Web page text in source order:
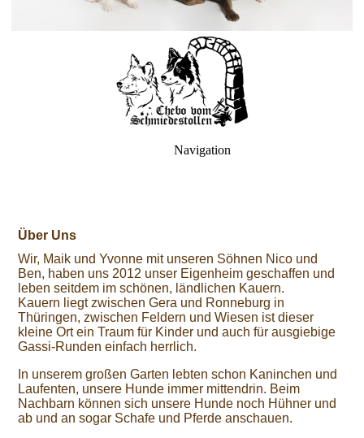
Navigation
Über Uns
Wir, Maik und Yvonne mit unseren Söhnen Nico und
Ben, haben uns 2012 unser Eigenheim geschaffen und
leben seitdem im schönen, ländlichen Kauern.
Kauern liegt zwischen Gera und Ronneburg in
Thüringen, zwischen Feldern und Wiesen ist dieser
kleine Ort ein Traum für Kinder und auch für ausgiebige
Gassi-Runden einfach herrlich.
In unserem großen Garten lebten schon Kaninchen und
Laufenten, unsere Hunde immer mittendrin. Beim
Nachbarn können sich unsere Hunde noch Hühner und
ab und an sogar Schafe und Pferde anschauen.